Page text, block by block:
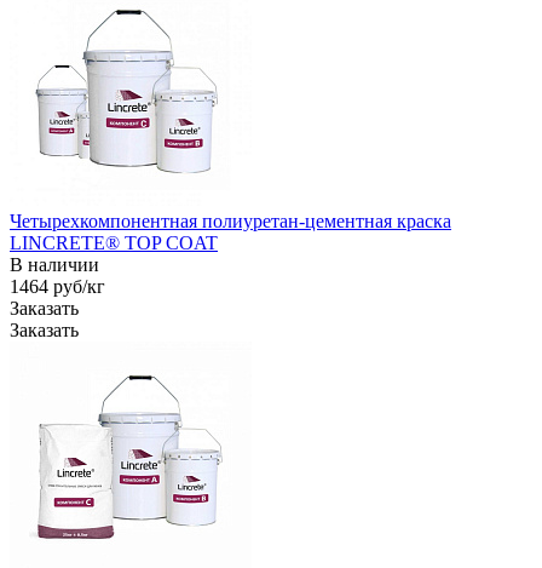
Четырехкомпонентная полиуретан-цементная краска
LINCRETE® TOP COAT
В наличии
1464 руб/кг
Заказать
Заказать